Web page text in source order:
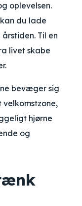
oplevelsen.
du lade
Til en
livet skabe
bevæger sig
velkomstzone,
hjørne
og